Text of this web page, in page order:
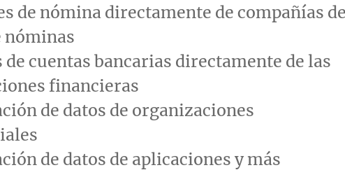
de nómina directamente de compañías de
nóminas
de cuentas bancarias directamente de las
financieras
de datos de organizaciones
de datos de aplicaciones y más